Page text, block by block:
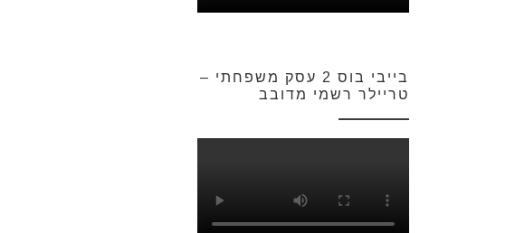
בייבי בוס 2 עסק משפחתי –
טריילר רשמי מדובב